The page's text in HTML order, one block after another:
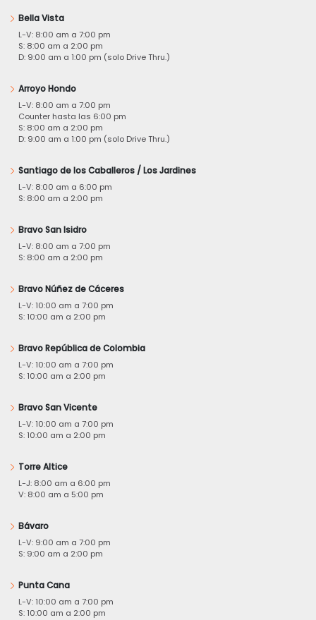
Bella Vista
L-V: 8:00 am a 7:00 pm
S: 8:00 am a 2:00 pm
D: 9:00 am a 1:00 pm (solo Drive Thru.)
Arroyo Hondo
L-V: 8:00 am a 7:00 pm
Counter hasta las 6:00 pm
S: 8:00 am a 2:00 pm
D: 9:00 am a 1:00 pm (solo Drive Thru.)
Santiago de los Caballeros / Los Jardines
L-V: 8:00 am a 6:00 pm
S: 8:00 am a 2:00 pm
Bravo San Isidro
L-V: 8:00 am a 7:00 pm
S: 8:00 am a 2:00 pm
Bravo Núñez de Cáceres
L-V: 10:00 am a 7:00 pm
S: 10:00 am a 2:00 pm
Bravo República de Colombia
L-V: 10:00 am a 7:00 pm
S: 10:00 am a 2:00 pm
Bravo San Vicente
L-V: 10:00 am a 7:00 pm
S: 10:00 am a 2:00 pm
Torre Altice
L-J: 8:00 am a 6:00 pm
V: 8:00 am a 5:00 pm
Bávaro
L-V: 9:00 am a 7:00 pm
S: 9:00 am a 2:00 pm
Punta Cana
L-V: 10:00 am a 7:00 pm
S: 10:00 am a 2:00 pm